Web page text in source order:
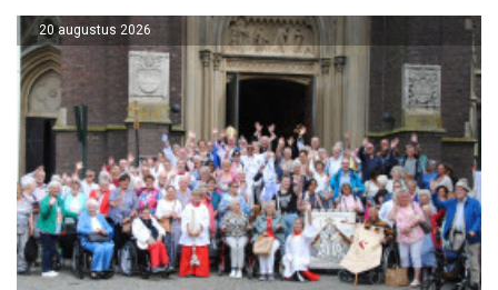
20 augustus 2026